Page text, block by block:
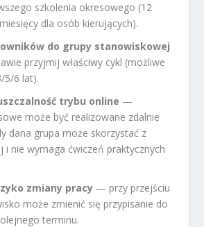
szkolenia okresowego (12
dla osób kierujących).
do grupy stanowiskowej
przyjmij właściwy cykl (możliwe
5/6 lat).
trybu online —
może być realizowane zdalnie
dana grupa może skorzystać z
i nie wymaga ćwiczeń praktycznych
zmiany pracy — przy przejściu
może zmienić się przypisanie do
terminu.